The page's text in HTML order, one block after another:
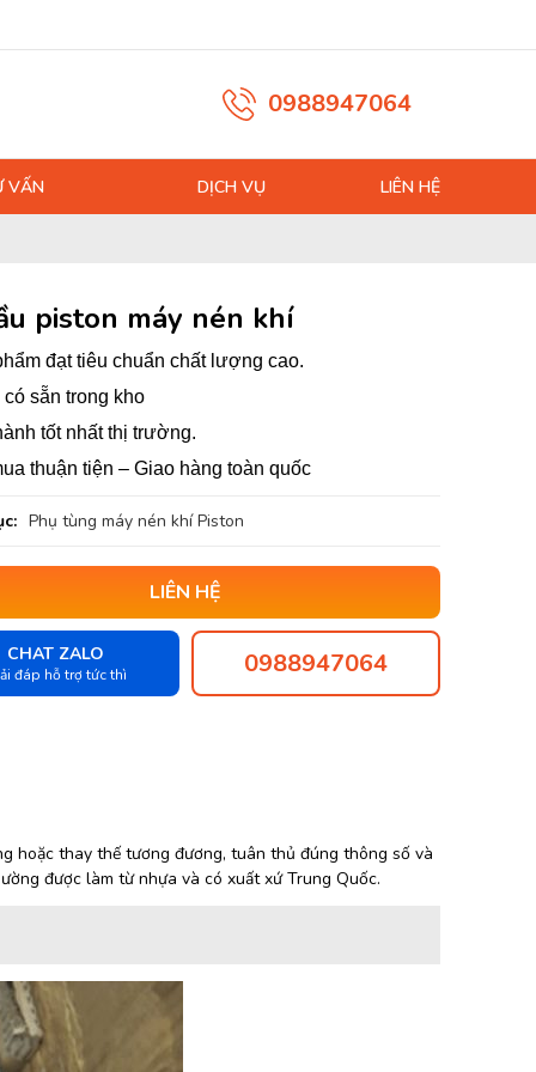
0988947064
VẤN DỊCH VỤ LIÊN HỆ
piston máy nén khí
đạt tiêu chuẩn chất lượng cao.
sẵn trong kho
tốt nhất thị trường.
thuận tiện – Giao hàng toàn quốc
Phụ tùng máy nén khí Piston
LIÊN HỆ
CHAT ZALO
đáp hỗ trợ tức thì 0988947064
hoặc thay thế tương đương, tuân thủ đúng thông số và
được làm từ nhựa và có xuất xứ Trung Quốc.